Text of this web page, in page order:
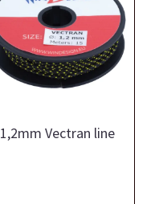
1,2mm Vectran line